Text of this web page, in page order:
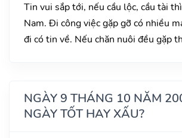
Tin vui sắp tới, nếu cầu lộc, cầu tài
Nam. Đi công việc gặp gỡ có nhiều
đi có tin về. Nếu chăn nuôi đều gặp
NGÀY 9 THÁNG 10 NĂM
NGÀY TỐT HAY XẤU?